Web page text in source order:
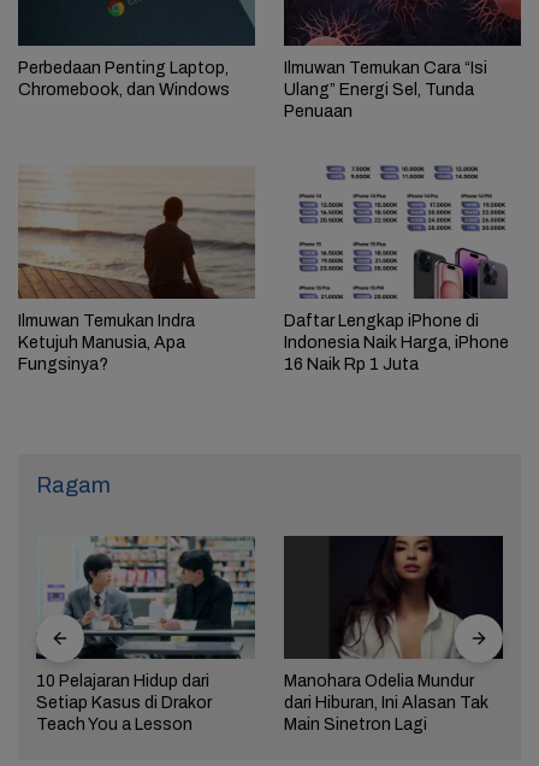
Perbedaan Penting Laptop,
Chromebook, dan Windows
Ilmuwan Temukan Cara “Isi
Ulang” Energi Sel, Tunda
Penuaan
Ilmuwan Temukan Indra
Ketujuh Manusia, Apa
Fungsinya?
Daftar Lengkap iPhone di
Indonesia Naik Harga, iPhone
16 Naik Rp 1 Juta
Ragam
10 Pelajaran Hidup dari
Setiap Kasus di Drakor
Teach You a Lesson
Manohara Odelia Mundur
dari Hiburan, Ini Alasan Tak
Main Sinetron Lagi